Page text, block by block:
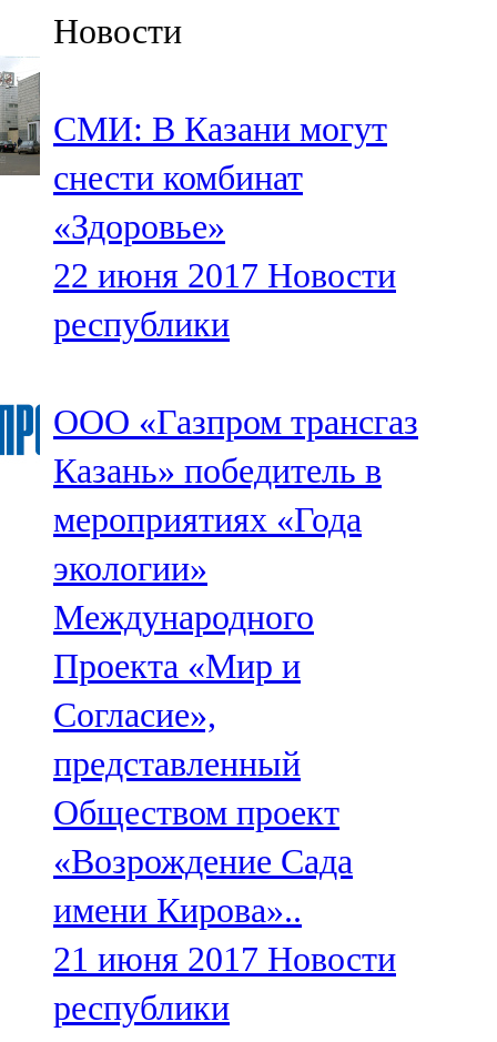
91,5 FM
106,1 FM
Кама тамагы
71,51 FM
Кукмара
107,9 FM
102,1 FM
Мамадыш
106,2 FM
Минзәлә
107,3 FM
Мөслим
100,0 FM
Нурлат
104,7 FM
Олы Әтнә
71,42 FM
Сарман
107,8 FM
Новости
СМИ: В Казани могут
снести комбинат
«Здоровье»
22 июня 2017 Новости
республики
ООО «Газпром трансгаз
Казань» победитель в
мероприятиях «Года
экологии»
Международного
Проекта «Мир и
Согласие»,
представленный
Обществом проект
«Возрождение Сада
имени Кирова»..
21 июня 2017 Новости
республики